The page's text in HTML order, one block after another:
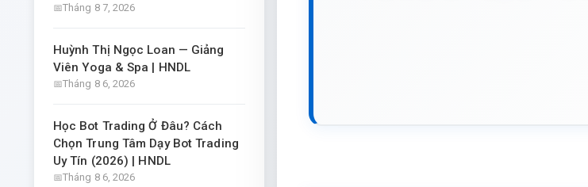
Tháng 8 7, 2026
Huỳnh Thị Ngọc Loan — Giảng
Viên Yoga & Spa | HNDL
Tháng 8 6, 2026
Học Bot Trading Ở Đâu? Cách
Chọn Trung Tâm Dạy Bot Trading
Uy Tín (2026) | HNDL
Tháng 8 6, 2026